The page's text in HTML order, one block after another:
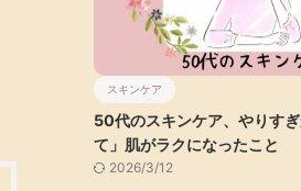
スキンケア
50代のスキンケア、やりす
て」肌がラクになったこと
2026/3/12